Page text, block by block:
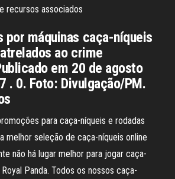
recursos associados
por máquinas caça-níqueis
ao crime
em 20 de agosto
. 0. Foto: Divulgação/PM.
para caça-níqueis e rodadas
melhor seleção de caça-níqueis online
não há lugar melhor para jogar caça-
Panda. Todos os nossos caça-